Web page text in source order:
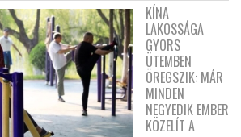
KÍNA
LAKOSSÁGA
GYORS
ÜTEMBEN
ÖREGSZIK: MÁR
MINDEN
NEGYEDIK EMBER
KÖZELÍT A